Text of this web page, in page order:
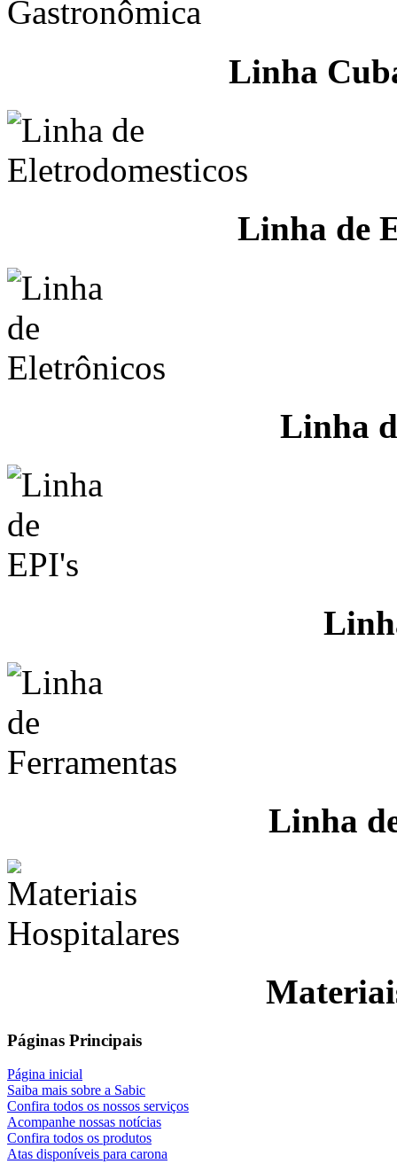
Linha
Linha de
Linha
Linha
Páginas Principais
Página inicial
Saiba mais sobre a Sabic
Confira todos os nossos serviços
Acompanhe nossas notícias
Confira todos os produtos
Atas disponíveis para carona